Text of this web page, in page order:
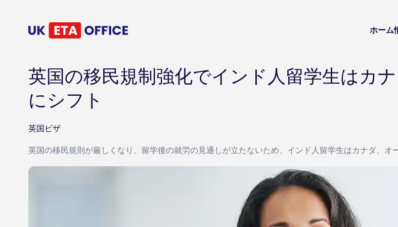
ホーム
英国の移民規制強化でインド人留学生はカ
にシフト
英国ビザ
英国の移民規則が厳しくなり、留学後の就労の見通しが立たないため、インド人留学生はカナダ、オ